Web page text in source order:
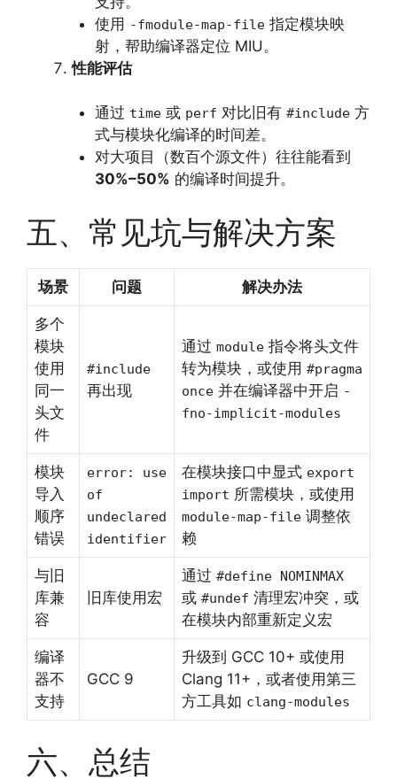
使用 -fmodule-map-file指定模块映
射，帮助编译器定位 MIU。
性能评估
通过 time或 perf 对比旧有 #include方
式与模块化编译的时间差。
对大项目（数百个源文件）往往能看到
30%–50% 的编译时间提升。
五、常见坑与解决方案
场景 问题 解决办法
多个
模块
使用
同一
头文
件
#include
再出现
通过 module 指令将头文件
转为模块，或使用 #pragma
once 并在编译器中开启 -
fno-implicit-modules
模块
导入
顺序
错误
error: use
of
undeclared
identifier
在模块接口中显式 export
import 所需模块，或使用
module-map-file 调整依
赖
与旧
库兼
容
旧库使用宏
通过 #define NOMINMAX
或 #undef 清理宏冲突，或
在模块内部重新定义宏
编译
器不
支持
GCC 9
升级到 GCC 10+ 或使用
Clang 11+，或者使用第三
方工具如 clang-modules
六、总结